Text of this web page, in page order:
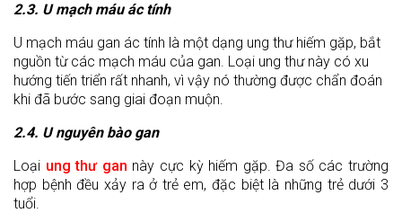
2.3. U mạch máu ác tính
U mạch máu gan ác tính là một dạng ung thư hiếm gặp, bắt
nguồn từ các mạch máu của gan. Loại ung thư này có xu
hướng tiến triển rất nhanh, vì vậy nó thường được chẩn đoán
khi đã bước sang giai đoạn muộn.
2.4. U nguyên bào gan
Loại ung thư gan này cực kỳ hiếm gặp. Đa số các trường
hợp bệnh đều xảy ra ở trẻ em, đặc biệt là những trẻ dưới 3
tuổi.